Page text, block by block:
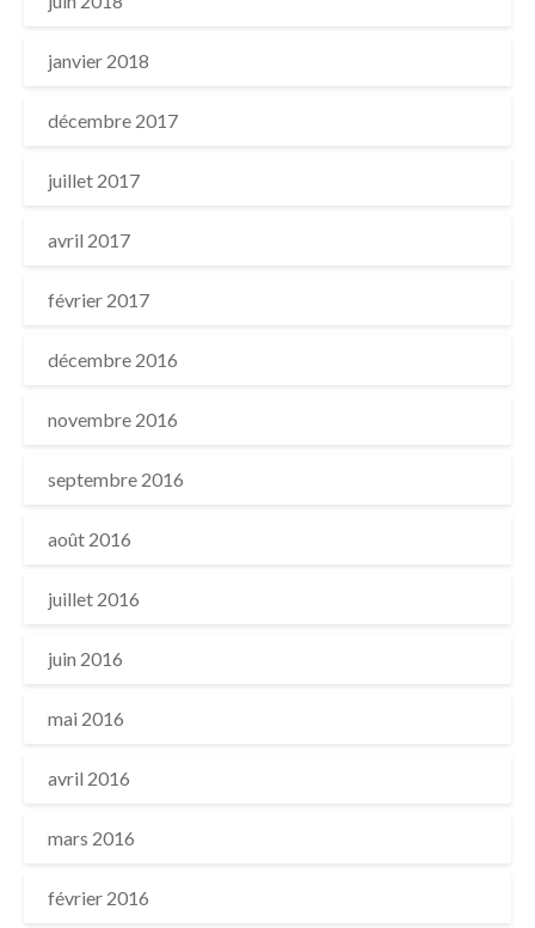
janvier 2018
décembre 2017
juillet 2017
avril 2017
février 2017
décembre 2016
novembre 2016
septembre 2016
août 2016
juillet 2016
juin 2016
mai 2016
avril 2016
mars 2016
février 2016